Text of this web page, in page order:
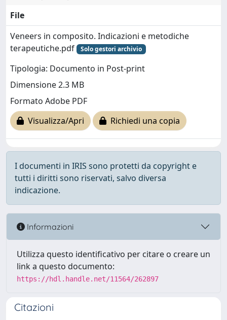
File
Veneers in composito. Indicazioni e metodiche
terapeutiche.pdf
Solo gestori archivio
Tipologia: Documento in Post-print
Dimensione 2.3 MB
Formato Adobe PDF
Visualizza/Apri
Richiedi una copia
I documenti in IRIS sono protetti da copyright e
tutti i diritti sono riservati, salvo diversa
indicazione.
Informazioni
Utilizza questo identificativo per citare o creare un
link a questo documento:
https://hdl.handle.net/11564/262897
Citazioni